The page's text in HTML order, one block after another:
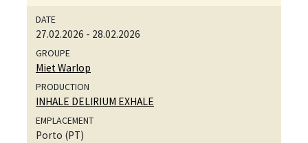
27.02.2026 - 28.02.2026
Miet Warlop
INHALE DELIRIUM EXHALE
Porto (PT)